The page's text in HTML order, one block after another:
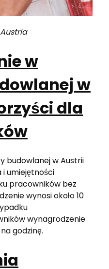
w
w
dla
budowlanej w Austrii
i umiejętności
pracowników bez
wynosi około 10
wynagrodzenie
godzinę.